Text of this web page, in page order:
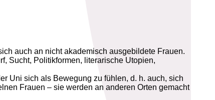
auch an nicht akademisch ausgebildete Frauen.
Sucht, Politikformen, literarische Utopien,
Uni sich als Bewegung zu fühlen, d. h. auch, sich
Frauen – sie werden an anderen Orten gemacht